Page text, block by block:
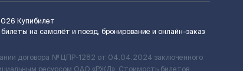
Купибилет
на самолёт и поезд, бронирование и онлайн-заказ
договора № ЦПР-1282 от 04.04.2024 заключенного